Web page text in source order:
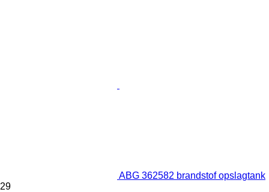
ABG 362582 brandstof opslagtank
29